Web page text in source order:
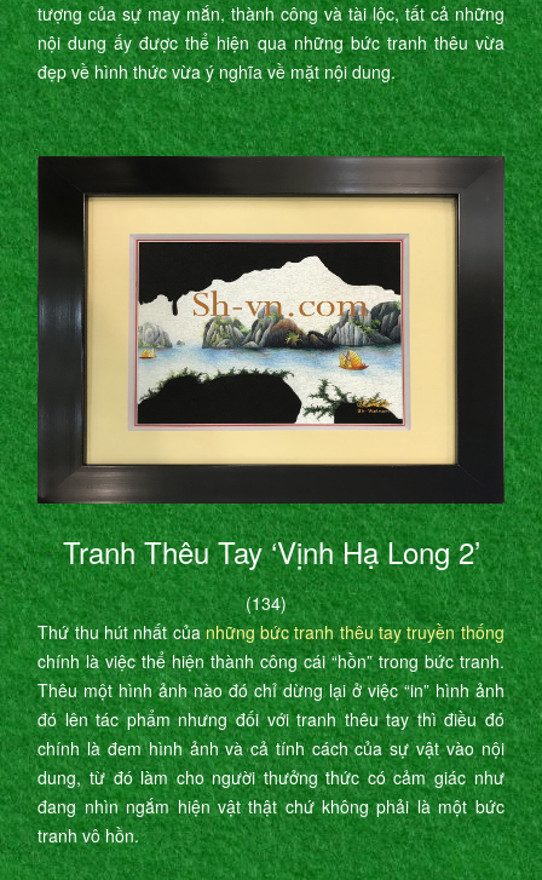
tượng của sự may mắn, thành công và tài lộc, tất cả những
nội dung ấy được thể hiện qua những bức tranh thêu vừa
đẹp về hình thức vừa ý nghĩa về mặt nội dung.
Tranh Thêu Tay ‘Vịnh Hạ Long 2’
(134)
Thứ thu hút nhất củanhững bức tranh thêu tay truyền thống
chính là việc thể hiện thành công cái “hồn” trong bức tranh.
Thêu một hình ảnh nào đó chỉ dừng lại ở việc “in” hình ảnh
đó lên tác phẩm nhưng đối với tranh thêu tay thì điều đó
chính là đem hình ảnh và cả tính cách của sự vật vào nội
dung, từ đó làm cho người thưởng thức có cảm giác như
đang nhìn ngắm hiện vật thật chứ không phải là một bức
tranh vô hồn.